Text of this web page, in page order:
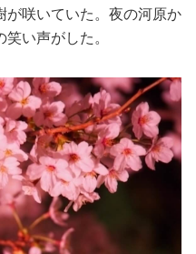
が咲いていた。夜の河原か
い声がした。